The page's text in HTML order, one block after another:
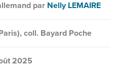
par Nelly LEMAIRE
coll. Bayard Poche
2025